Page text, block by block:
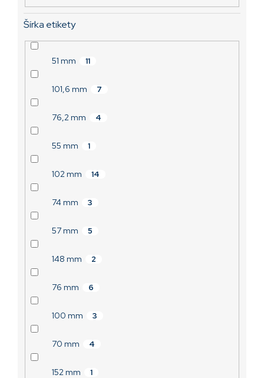
Šírka etikety
51 mm 11
101,6 mm 7
76,2 mm 4
55 mm 1
102 mm 14
74 mm 3
57 mm 5
148 mm 2
76 mm 6
100 mm 3
70 mm 4
152 mm 1